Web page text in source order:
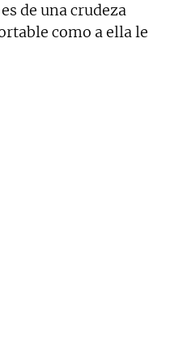
de una crudeza
como a ella le